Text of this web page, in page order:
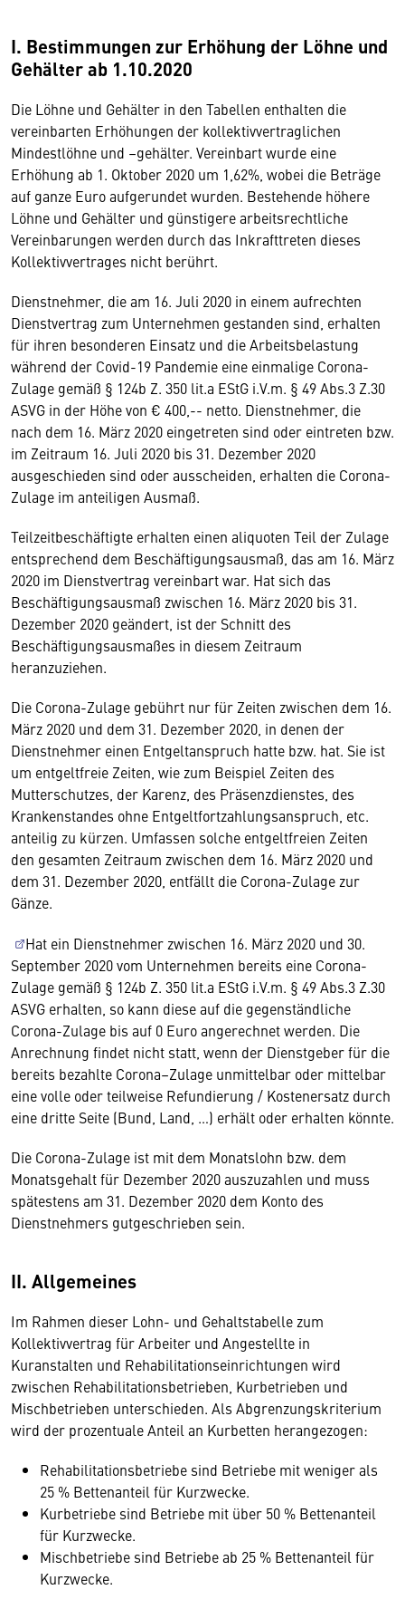
I. Bestimmungen zur Erhöhung der Löhne und
Gehälter ab 1.10.2020
Die Löhne und Gehälter in den Tabellen enthalten die
vereinbarten Erhöhungen der kollektivvertraglichen
Mindestlöhne und –gehälter. Vereinbart wurde eine
Erhöhung ab 1. Oktober 2020 um 1,62%, wobei die Beträge
auf ganze Euro aufgerundet wurden. Bestehende höhere
Löhne und Gehälter und günstigere arbeitsrechtliche
Vereinbarungen werden durch das Inkrafttreten dieses
Kollektivvertrages nicht berührt.
Dienstnehmer, die am 16. Juli 2020 in einem aufrechten
Dienstvertrag zum Unternehmen gestanden sind, erhalten
für ihren besonderen Einsatz und die Arbeitsbelastung
während der Covid-19 Pandemie eine einmalige Corona-
Zulage gemäß § 124b Z. 350 lit.a EStG i.V.m. § 49 Abs.3 Z.30
ASVG in der Höhe von € 400,-- netto. Dienstnehmer, die
nach dem 16. März 2020 eingetreten sind oder eintreten bzw.
im Zeitraum 16. Juli 2020 bis 31. Dezember 2020
ausgeschieden sind oder ausscheiden, erhalten die Corona-
Zulage im anteiligen Ausmaß.
Teilzeitbeschäftigte erhalten einen aliquoten Teil der Zulage
entsprechend dem Beschäftigungsausmaß, das am 16. März
2020 im Dienstvertrag vereinbart war. Hat sich das
Beschäftigungsausmaß zwischen 16. März 2020 bis 31.
Dezember 2020 geändert, ist der Schnitt des
Beschäftigungsausmaßes in diesem Zeitraum
heranzuziehen.
Die Corona-Zulage gebührt nur für Zeiten zwischen dem 16.
März 2020 und dem 31. Dezember 2020, in denen der
Dienstnehmer einen Entgeltanspruch hatte bzw. hat. Sie ist
um entgeltfreie Zeiten, wie zum Beispiel Zeiten des
Mutterschutzes, der Karenz, des Präsenzdienstes, des
Krankenstandes ohne Entgeltfortzahlungsanspruch, etc.
anteilig zu kürzen. Umfassen solche entgeltfreien Zeiten
den gesamten Zeitraum zwischen dem 16. März 2020 und
dem 31. Dezember 2020, entfällt die Corona-Zulage zur
Gänze.
Hat ein Dienstnehmer zwischen 16. März 2020 und 30.
September 2020 vom Unternehmen bereits eine Corona-
Zulage gemäß § 124b Z. 350 lit.a EStG i.V.m. § 49 Abs.3 Z.30
ASVG erhalten, so kann diese auf die gegenständliche
Corona-Zulage bis auf 0 Euro angerechnet werden. Die
Anrechnung findet nicht statt, wenn der Dienstgeber für die
bereits bezahlte Corona–Zulage unmittelbar oder mittelbar
eine volle oder teilweise Refundierung / Kostenersatz durch
eine dritte Seite (Bund, Land, …) erhält oder erhalten könnte.
Die Corona-Zulage ist mit dem Monatslohn bzw. dem
Monatsgehalt für Dezember 2020 auszuzahlen und muss
spätestens am 31. Dezember 2020 dem Konto des
Dienstnehmers gutgeschrieben sein.
II. Allgemeines
Im Rahmen dieser Lohn- und Gehaltstabelle zum
Kollektivvertrag für Arbeiter und Angestellte in
Kuranstalten und Rehabilitationseinrichtungen wird
zwischen Rehabilitationsbetrieben, Kurbetrieben und
Mischbetrieben unterschieden. Als Abgrenzungskriterium
wird der prozentuale Anteil an Kurbetten herangezogen:
Rehabilitationsbetriebe sind Betriebe mit weniger als
25 % Bettenanteil für Kurzwecke.
Kurbetriebe sind Betriebe mit über 50 % Bettenanteil
für Kurzwecke.
Mischbetriebe sind Betriebe ab 25 % Bettenanteil für
Kurzwecke.